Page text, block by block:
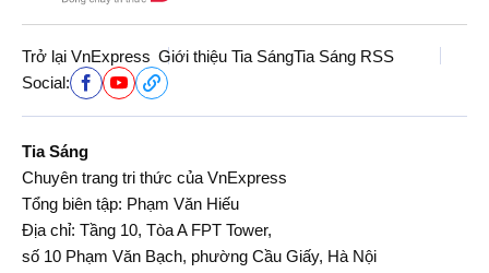
Trở lại VnExpress Giới thiệu Tia SángTia Sáng RSS
Social:
Tia Sáng
Chuyên trang tri thức của VnExpress
Tổng biên tập: Phạm Văn Hiếu
Địa chỉ: Tầng 10, Tòa A FPT Tower,
số 10 Phạm Văn Bạch, phường Cầu Giấy, Hà Nội